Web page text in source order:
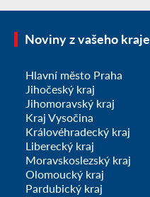
Noviny z vašeho kraje
Hlavní město Praha
Jihočeský kraj
Jihomoravský kraj
Kraj Vysočina
Královéhradecký kraj
Liberecký kraj
Moravskoslezský kraj
Olomoucký kraj
Pardubický kraj